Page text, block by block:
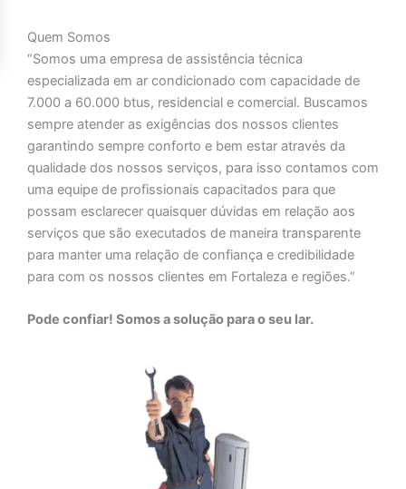
Quem Somos
“Somos uma empresa de assistência técnica
especializada em ar condicionado com capacidade de
7.000 a 60.000 btus, residencial e comercial. Buscamos
sempre atender as exigências dos nossos clientes
garantindo sempre conforto e bem estar através da
qualidade dos nossos serviços, para isso contamos com
uma equipe de profissionais capacitados para que
possam esclarecer quaisquer dúvidas em relação aos
serviços que são executados de maneira transparente
para manter uma relação de confiança e credibilidade
para com os nossos clientes em Fortaleza e regiões.”
Pode confiar! Somos a solução para o seu lar.